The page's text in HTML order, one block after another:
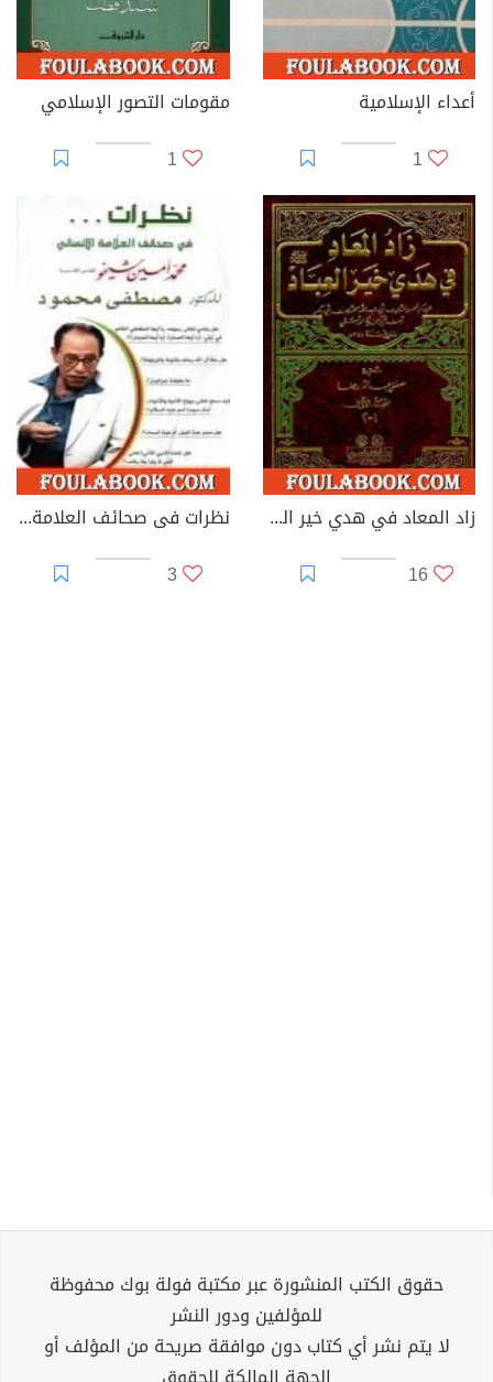
أعداء الإسلامية
1
مقومات التصور الإسلامي
1
زاد المعاد في هدي خير العباد
16
نظرات فى صحائف العلامة الإنسانى محمد أمين شيخو
3
حقوق الكتب المنشورة عبر مكتبة فولة بوك محفوظة
للمؤلفين ودور النشر
لا يتم نشر أي كتاب دون موافقة صريحة من المؤلف أو